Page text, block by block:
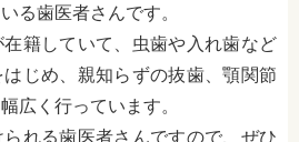
る歯医者さんです。
籍していて、虫歯や入れ歯など
じめ、親知らずの抜歯、顎関節
広く行っています。
れる歯医者さんですので、ぜひ